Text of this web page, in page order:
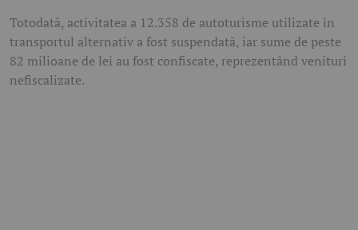
Totodată, activitatea a 12.358 de autoturisme utilizate în
transportul alternativ a fost suspendată, iar sume de peste
82 milioane de lei au fost confiscate, reprezentând venituri
nefiscalizate.